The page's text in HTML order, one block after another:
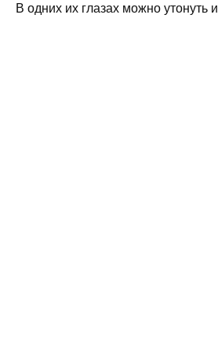
В одних их глазах можно утонуть